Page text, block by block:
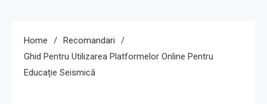
Home
Recomandari
Ghid Pentru Utilizarea Platformelor Online Pentru
Educație Seismică